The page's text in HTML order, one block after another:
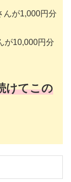
んが1,000円分
が10,000円分
けてこの